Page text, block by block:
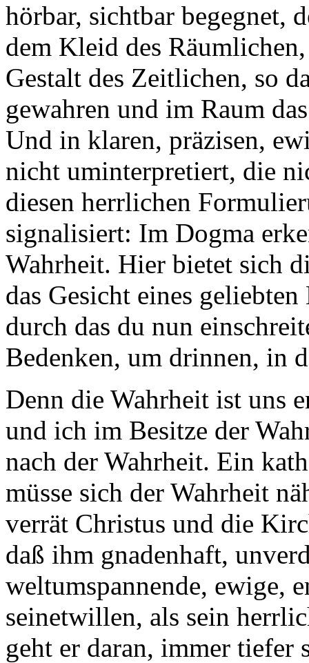
hörbar, sichtbar begegnet,
dem Kleid des
Gestalt des Zeitlichen, so
gewahren und im Raum
Und in klaren, präzisen,
nicht uminterpretiert, die
diesen herrlichen
signalisiert: Im Dogma
Wahrheit. Hier bietet sich
das Gesicht eines
durch das du nun
Bedenken, um drinnen, in
Denn die Wahrheit ist uns
und ich im Besitze der
nach der Wahrheit. Ein
müsse sich der Wahrheit
verrät Christus und die
daß ihm gnadenhaft,
weltumspannende, ewige,
seinetwillen, als sein
geht er daran, immer tiefer